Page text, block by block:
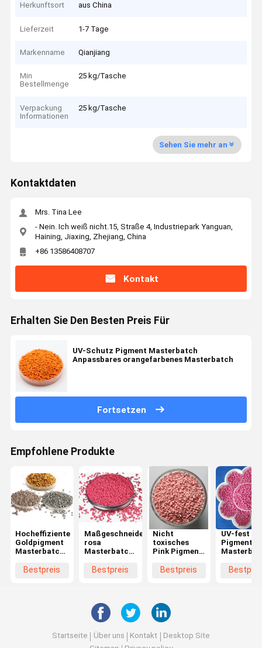
Herkunftsort aus China
Lieferzeit 1-7 Tage
Markenname Qianjiang
Min
Bestellmenge
25 kg/Tasche
Verpackung
Informationen
25 kg/Tasche
Sehen Sie mehr an
Kontaktdaten
Mrs. Tina Lee
- Nein. Ich weiß nicht.15, Straße 4, Industriepark Yanguan,
Haining, Jiaxing, Zhejiang, China
+86 13586408707
Kontakt
Erhalten Sie Den Besten Preis Für
UV-Schutz Pigment Masterbatch
Anpassbares orangefarbenes Masterbatch
Fortsetzen
Empfohlene Produkte
Hocheffiziente
Goldpigment
Masterbatch
Stabilisatoren
Bestpreis
Maßgeschneiderte
rosa
Masterbatch
Maßgeschneiderte
Bestpreis
Nicht
toxisches
Pink Pigment
hohe
Bestpreis
UV-fest
Pigment
Anti-
Startseite Über uns Kontakt
Desktop Site